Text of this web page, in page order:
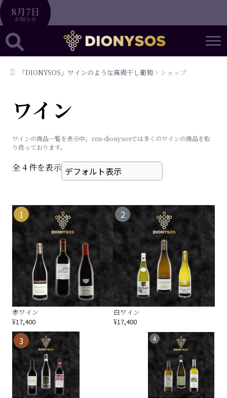
8月7日
お知らせ
「DIONYSOS」ワインのような高級干し葡萄 > ショップ
ワイン
ワインの商品一覧を表示中。zen-dionysosでは多くのワインの商品を取
り扱っております。
全 4 件を表示
赤ワイン
¥17,400
白ワイン
¥17,400